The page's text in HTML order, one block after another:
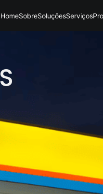
HomeSobreSoluçõesServiços